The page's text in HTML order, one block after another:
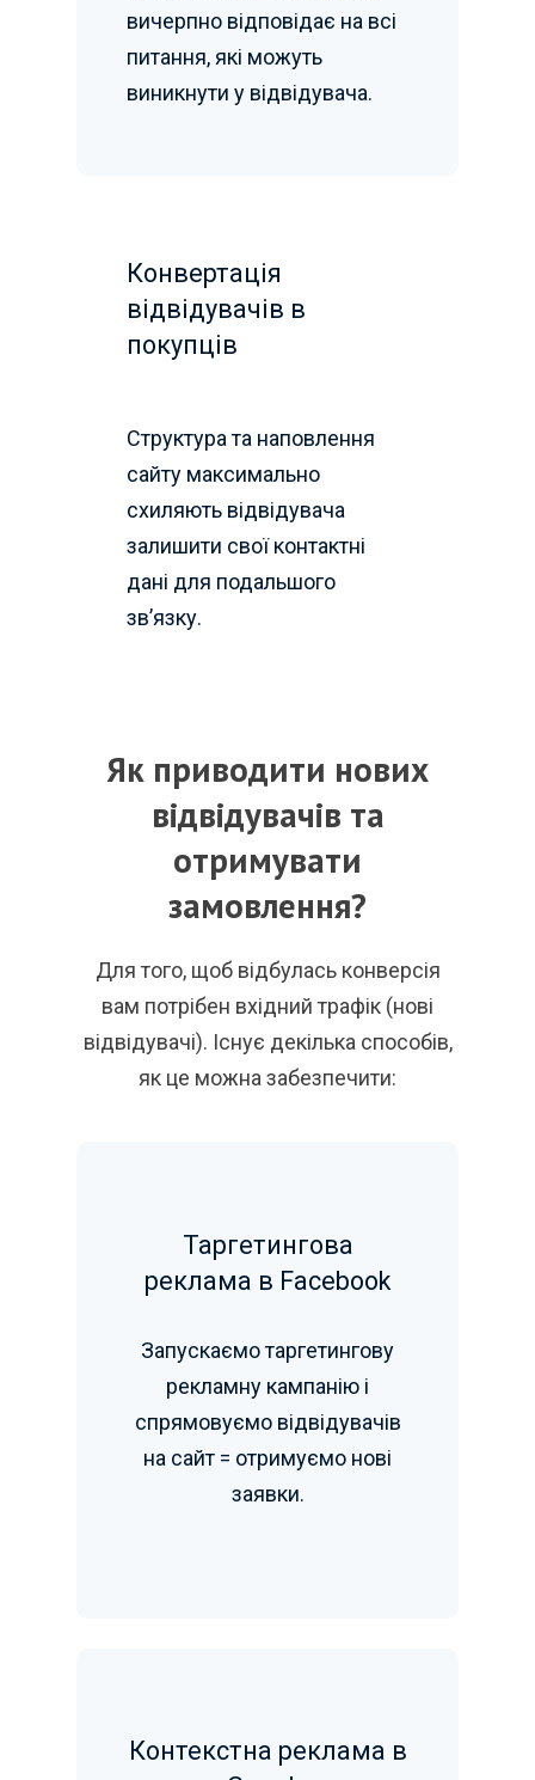
вичерпно відповідає на всі
питання, які можуть
виникнути у відвідувача.
Конвертація
відвідувачів в
покупців
Структура та наповлення
сайту максимально
схиляють відвідувача
залишити свої контактні
дані для подальшого
зв’язку.
Як приводити нових
відвідувачів та
отримувати
замовлення?
Для того, щоб відбулась конверсія
вам потрібен вхідний трафік (нові
відвідувачі). Існує декілька способів,
як це можна забезпечити:
Таргетингова
реклама в Facebook
Запускаємо таргетингову
рекламну кампанію і
спрямовуємо відвідувачів
на сайт = отримуємо нові
заявки.
Контекстна реклама в